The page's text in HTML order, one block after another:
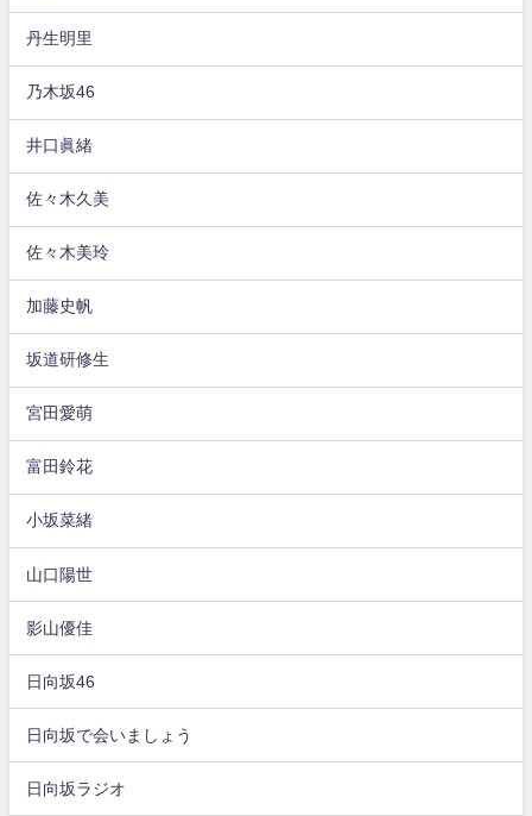
丹生明里
乃木坂46
井口眞緒
佐々木久美
佐々木美玲
加藤史帆
坂道研修生
宮田愛萌
富田鈴花
小坂菜緒
山口陽世
影山優佳
日向坂46
日向坂で会いましょう
日向坂ラジオ